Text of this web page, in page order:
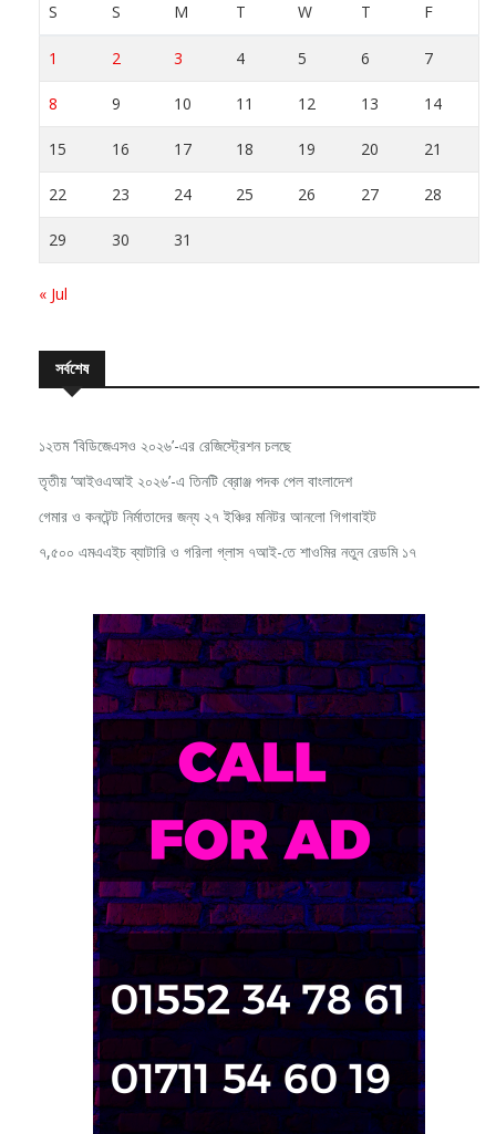
S S M T W T F
1 2 3 4 5 6 7
8 9 10 11 12 13 14
15 16 17 18 19 20 21
22 23 24 25 26 27 28
29 30 31
« Jul
সর্বশেষ
১২তম ‘বিডিজেএসও ২০২৬’-এর রেজিস্ট্রেশন চলছে
তৃতীয় ‘আইওএআই ২০২৬’-এ তিনটি ব্রোঞ্জ পদক পেল বাংলাদেশ
গেমার ও কনটেন্ট নির্মাতাদের জন্য ২৭ ইঞ্চির মনিটর আনলো গিগাবাইট
৭,৫০০ এমএএইচ ব্যাটারি ও গরিলা গ্লাস ৭আই-তে শাওমির নতুন রেডমি ১৭